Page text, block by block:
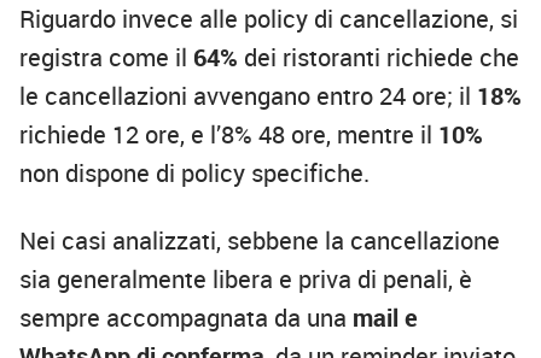
Riguardo invece alle policy di cancellazione, si
registra come il 64% dei ristoranti richiede che
le cancellazioni avvengano entro 24 ore; il 18%
richiede 12 ore, e l’8% 48 ore, mentre il 10%
non dispone di policy specifiche.
Nei casi analizzati, sebbene la cancellazione
sia generalmente libera e priva di penali, è
sempre accompagnata da una mail e